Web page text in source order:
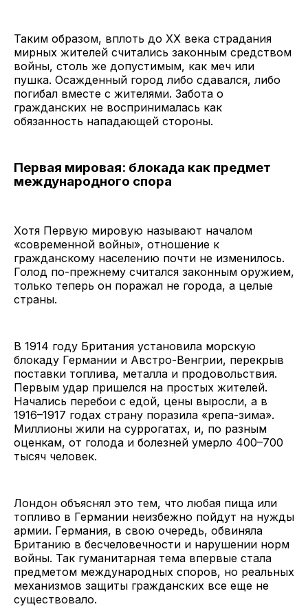
Таким образом, вплоть до XX века страдания
мирных жителей считались законным средством
войны, столь же допустимым, как меч или
пушка. Осажденный город либо сдавался, либо
погибал вместе с жителями. Забота о
гражданских не воспринималась как
обязанность нападающей стороны.
Первая мировая: блокада как предмет
международного спора
Хотя Первую мировую называют началом
«современной войны», отношение к
гражданскому населению почти не изменилось.
Голод по-прежнему считался законным оружием,
только теперь он поражал не города, а целые
страны.
В 1914 году Британия установила морскую
блокаду Германии и Австро-Венгрии, перекрыв
поставки топлива, металла и продовольствия.
Первым удар пришелся на простых жителей.
Начались перебои с едой, цены выросли, а в
1916–1917 годах страну поразила «репа-зима».
Миллионы жили на суррогатах, и, по разным
оценкам, от голода и болезней умерло 400–700
тысяч человек.
Лондон объяснял это тем, что любая пища или
топливо в Германии неизбежно пойдут на нужды
армии. Германия, в свою очередь, обвиняла
Британию в бесчеловечности и нарушении норм
войны. Так гуманитарная тема впервые стала
предметом международных споров, но реальных
механизмов защиты гражданских все еще не
существовало.